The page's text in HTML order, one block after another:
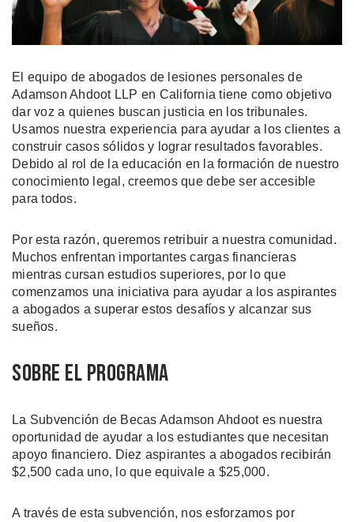
El equipo de abogados de lesiones personales de
Adamson Ahdoot LLP en California tiene como objetivo
dar voz a quienes buscan justicia en los tribunales.
Usamos nuestra experiencia para ayudar a los clientes a
construir casos sólidos y lograr resultados favorables.
Debido al rol de la educación en la formación de nuestro
conocimiento legal, creemos que debe ser accesible
para todos.
Por esta razón, queremos retribuir a nuestra comunidad.
Muchos enfrentan importantes cargas financieras
mientras cursan estudios superiores, por lo que
comenzamos una iniciativa para ayudar a los aspirantes
a abogados a superar estos desafíos y alcanzar sus
sueños.
Sobre el Programa
La Subvención de Becas Adamson Ahdoot es nuestra
oportunidad de ayudar a los estudiantes que necesitan
apoyo financiero. Diez aspirantes a abogados recibirán
$2,500 cada uno, lo que equivale a $25,000.
A través de esta subvención, nos esforzamos por